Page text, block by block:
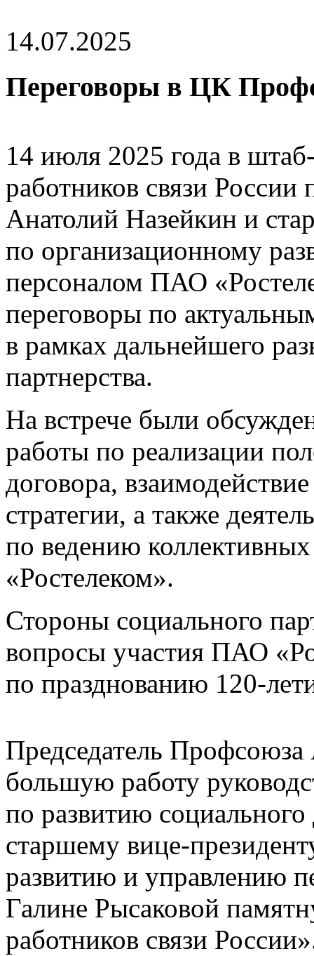
14.07.2025
Переговоры в ЦК
14 июля 2025 года в
работников связи
Анатолий Назейкин и
по организационному
персоналом ПАО
переговоры по
в рамках дальнейшего
партнерства.
На встрече были
работы по реализации
договора,
стратегии, а также
по ведению
«Ростелеком».
Стороны социального
вопросы участия ПАО
по празднованию 120-
Председатель
большую работу
по развитию
старшему вице-
развитию и управлению
Галине Рысаковой
работников связи